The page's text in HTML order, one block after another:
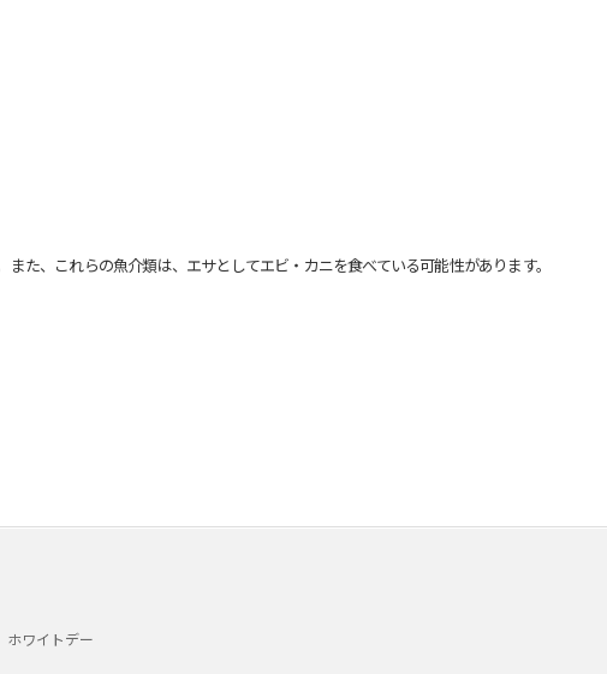
た、これらの魚介類は、エサとしてエビ・カニを食べている可能性があります。
ホワイトデー